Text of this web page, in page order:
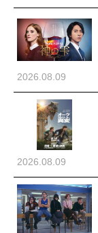
2026.08.09
2026.08.09